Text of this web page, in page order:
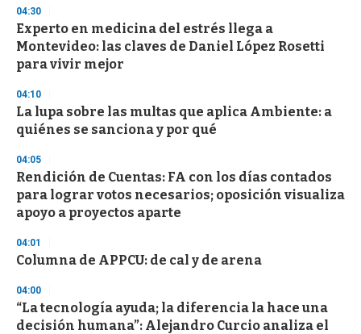
d
s
o
f
3
s
e
c
o
d
s
04:30
Experto en medicina del estrés llega a
Montevideo: las claves de Daniel López Rosetti
para vivir mejor
04:10
La lupa sobre las multas que aplica Ambiente: a
quiénes se sanciona y por qué
04:05
Rendición de Cuentas: FA con los días contados
para lograr votos necesarios; oposición visualiza
apoyo a proyectos aparte
04:01
Columna de APPCU: de cal y de arena
04:00
“La tecnología ayuda; la diferencia la hace una
decisión humana”: Alejandro Curcio analiza el